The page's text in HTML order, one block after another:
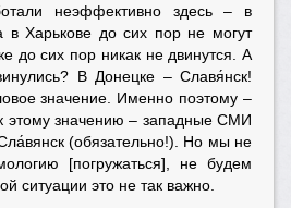
неэффективно здесь – в
в Харькове до сих пор не могут
до сих пор никак не двинутся. А
В Донецке – Славя́нск!
значение. Именно поэтому –
этому значению – западные СМИ
(обязательно!). Но мы не
[погружаться], не будем
ситуации это не так важно.